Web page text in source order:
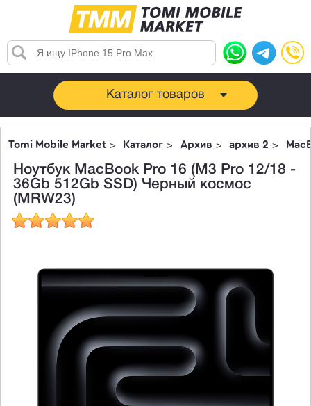
Каталог товаров
Tomi Mobile Market Каталог Архив архив 2
Ноутбук MacBook Pro 16 (M3 Pro 12/18 -
36Gb 512Gb SSD) Черный космос
(MRW23)